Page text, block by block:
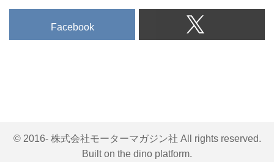
才能を持つが、どのような個性に
仕上げられているのだろうか。
Facebook
© 2016- 株式会社モーターマガジン社 All rights reserved.
Built on the dino platform.